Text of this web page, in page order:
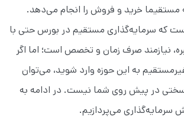
مستقیما خرید و فروش را انجام می‌دهد.
که سرمایه‌گذاری مستقیم در بورس حتی با
نیازمند صرف زمان و تخصص است؛ اما اگر
به این حوزه وارد شوید، می‌توان
در پیش روی شما نیست. در ادامه به
سرمایه‌گذاری می‌پردازیم.